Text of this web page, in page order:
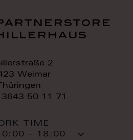
partnerstore
2
Weimar
Thüringen
3643 50 11 71
TIME
- 18:00